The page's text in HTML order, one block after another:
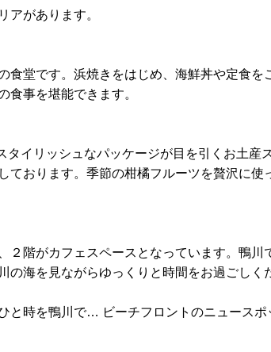
アがあります。
食堂です。浜焼きをはじめ、海鮮丼や定食
食事を堪能できます。
イリッシュなパッケージが目を引くお土
ております。季節の柑橘フルーツを贅沢に
２階がカフェスペースとなっています。鴨
の海を見ながらゆっくりと時間をお過ごしく
時を鴨川で… ビーチフロントのニュースポ